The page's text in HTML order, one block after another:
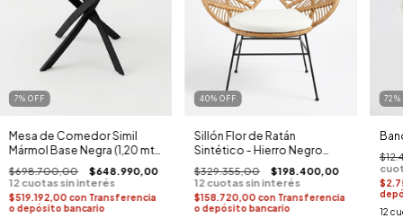
7% OFF
Mesa de Comedor Simil
Mármol Base Negra (1,20 mt.
diam.)
$698.700,00 $648.990,00
$519.192,00 con Transferencia
o depósito bancario
40% OFF
Sillón Flor de Ratán
Sintético - Hierro Negro
(Con Almohadón)
$329.355,00 $198.400,00
$158.720,00 con Transferencia
o depósito bancario
72%
12